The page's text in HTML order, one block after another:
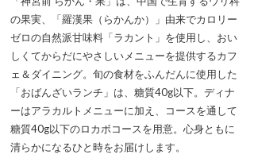
の果実、「羅漢果（らかんか）」由来でカロリー
ゼロの自然派甘味料「ラカント」を使用し、おい
しくてからだにやさしいメニューを提供するカフ
ェ＆ダイニング。旬の食材をふんだんに使用した
「おばんざいランチ」は、糖質40g以下。ディナ
ーはアラカルトメニューに加え、コースを通して
糖質40g以下のロカボコースを用意。心身ともに
清らかになるひと時をお届けします。